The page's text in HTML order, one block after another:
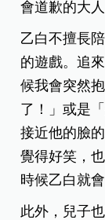
會道歉的大人
乙白不擅長
的遊戲。追
候我會突然
了！」或是
接近他的臉
覺得好笑，
時候乙白就會
此外，兒子